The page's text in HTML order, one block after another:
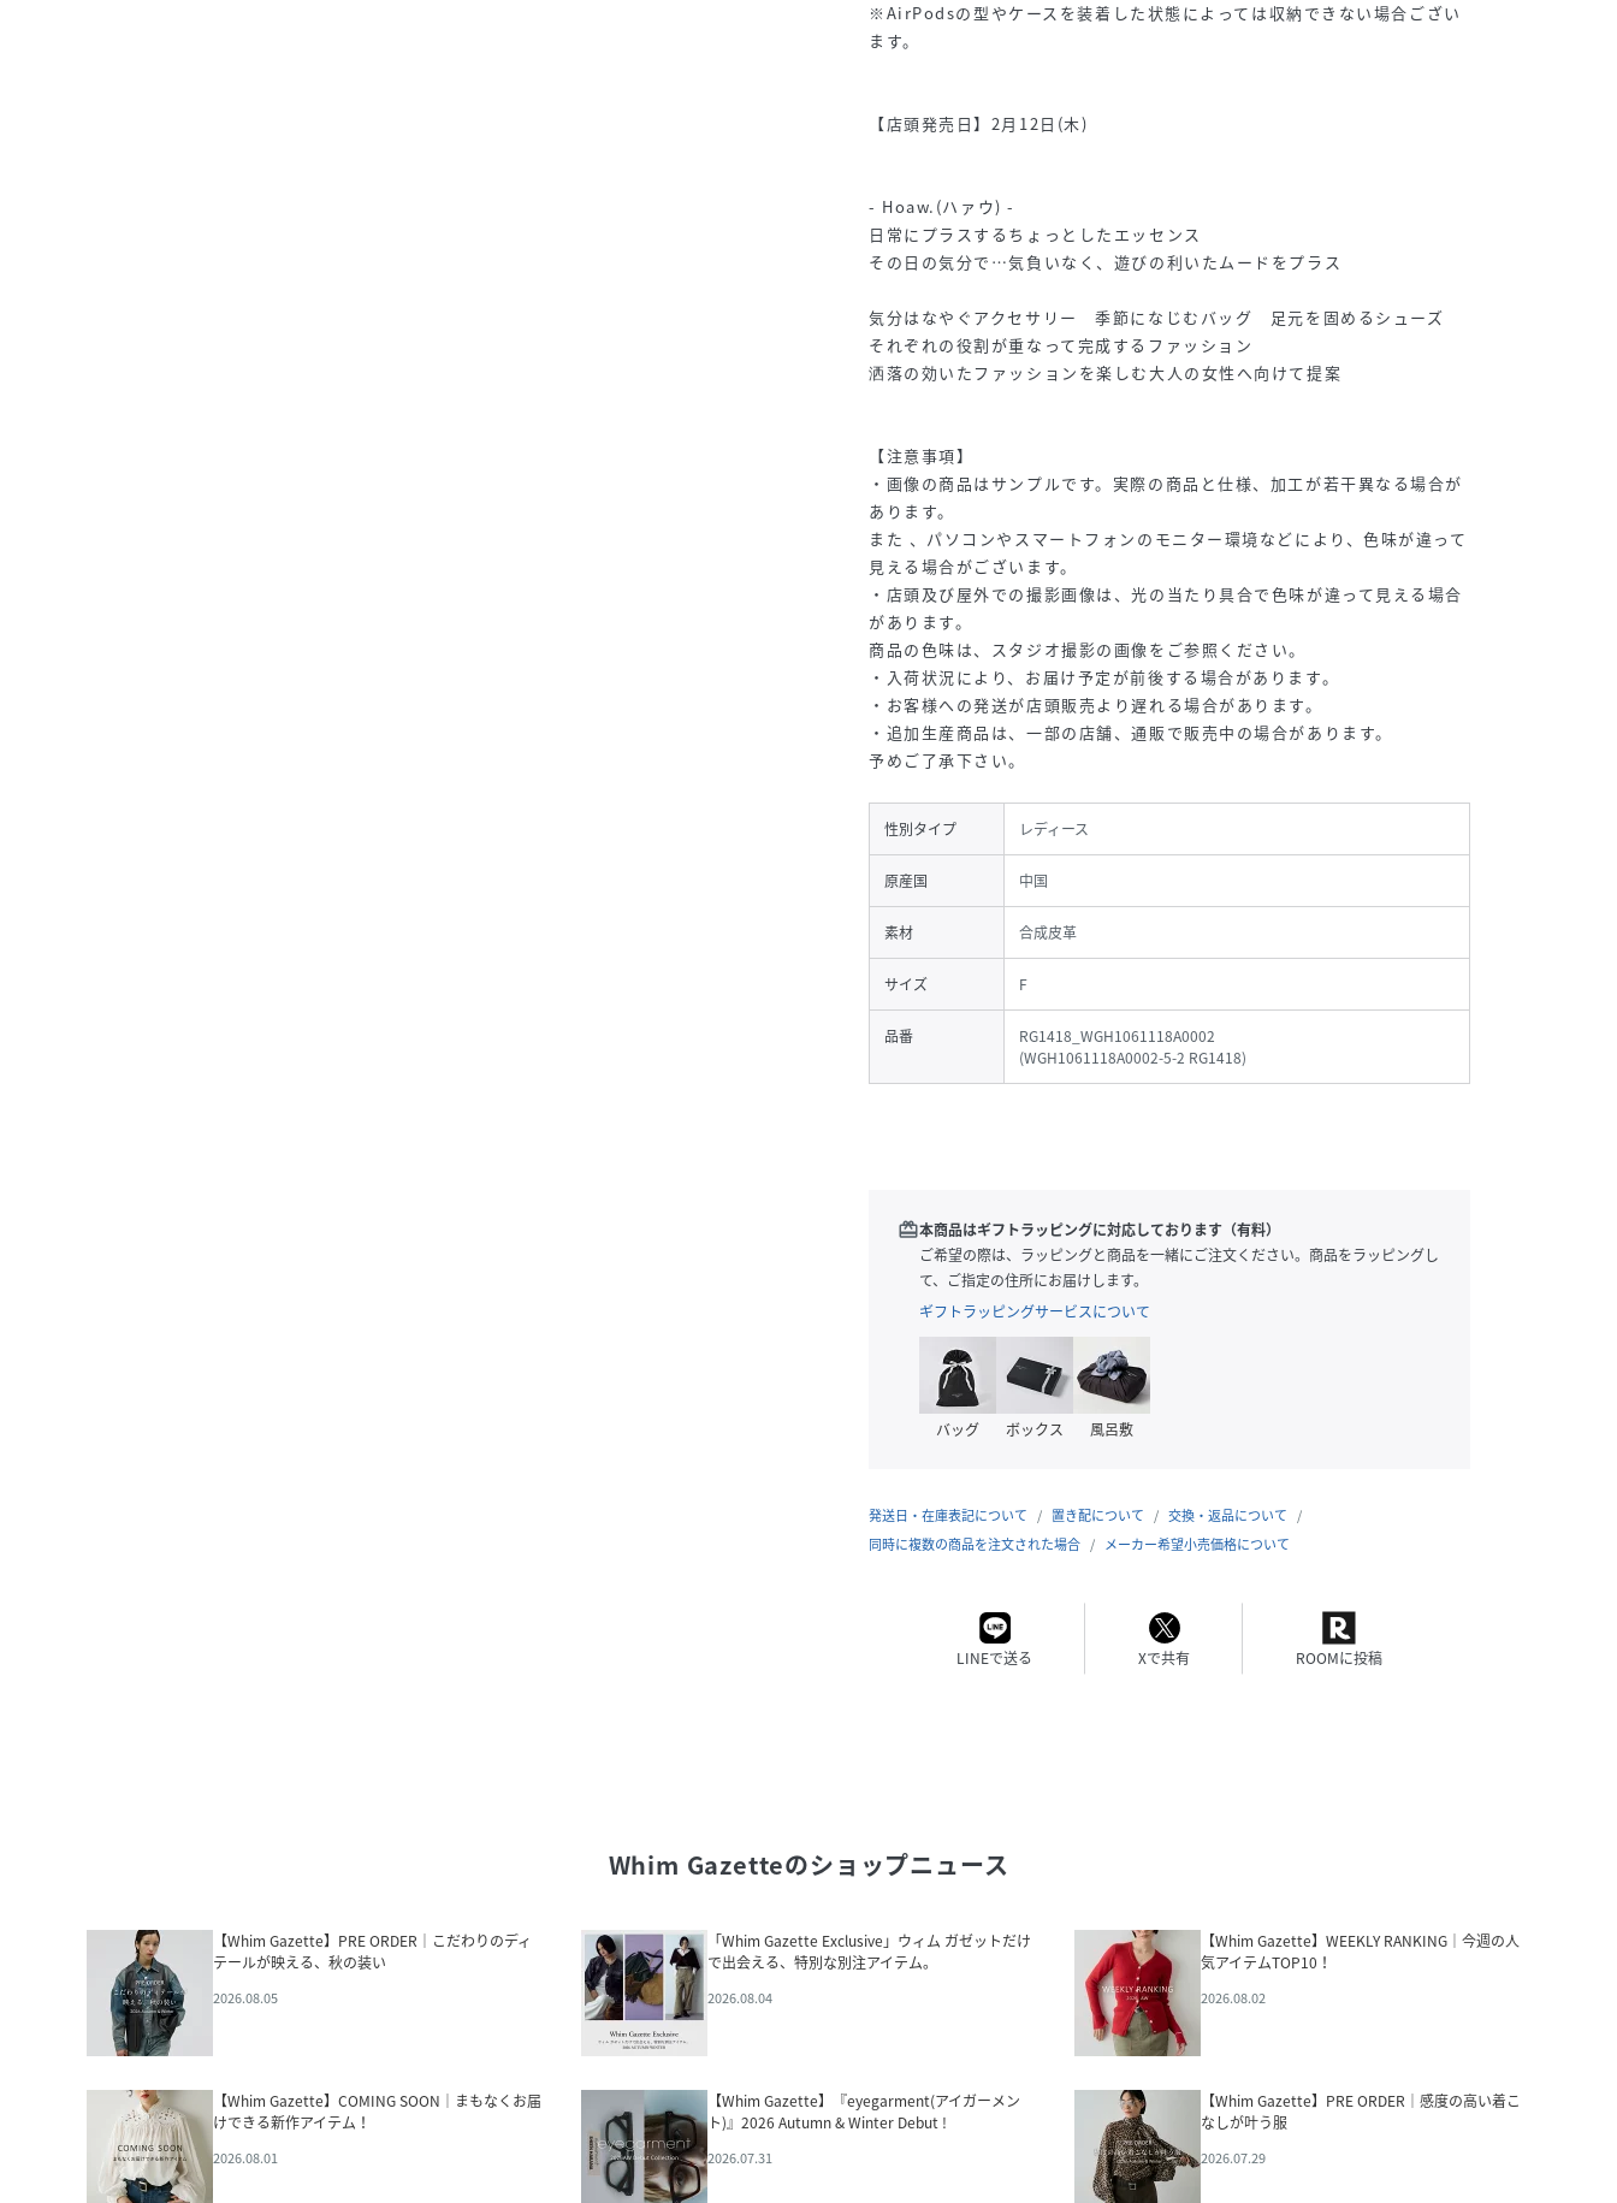
※AirPodsの型やケースを装着した状態によっては収納できない場合ござい
ます。
【店頭発売日】2月12日(木)
- Hoaw.(ハァウ) -
日常にプラスするちょっとしたエッセンス
その日の気分で…気負いなく、遊びの利いたムードをプラス
気分はなやぐアクセサリー 季節になじむバッグ 足元を固めるシューズ
それぞれの役割が重なって完成するファッション
洒落の効いたファッションを楽しむ大人の女性へ向けて提案
【注意事項】
・画像の商品はサンプルです。実際の商品と仕様、加工が若干異なる場合が
あります。
また 、パソコンやスマートフォンのモニター環境などにより、色味が違って
見える場合がございます。
・店頭及び屋外での撮影画像は、光の当たり具合で色味が違って見える場合
があります。
商品の色味は、スタジオ撮影の画像をご参照ください。
・入荷状況により、お届け予定が前後する場合があります。
・お客様への発送が店頭販売より遅れる場合があります。
・追加生産商品は、一部の店舗、通販で販売中の場合があります。
予めご了承下さい。
性別タイプ レディース
原産国 中国
素材 合成皮革
サイズ F
品番
RG1418_WGH1061118A0002
(WGH1061118A0002-5-2 RG1418)
redeem本商品はギフトラッピングに対応しております（有料）
ご希望の際は、ラッピングと商品を一緒にご注文ください。商品をラッピングし
て、ご指定の住所にお届けします。
ギフトラッピングサービスについて
バッグ ボックス 風呂敷
発送日・在庫表記について 置き配について
交換・返品について
同時に複数の商品を注文された場合
メーカー希望小売価格について
LINEで送る Xで共有 ROOMに投稿
Whim Gazetteのショップニュース
【Whim Gazette】PRE ORDER｜こだわりのディ
テールが映える、秋の装い
2026.08.05
「Whim Gazette Exclusive」ウィム ガゼットだけ
で出会える、特別な別注アイテム。
2026.08.04
【Whim Gazette】WEEKLY RANKING｜今週の人
気アイテムTOP10！
2026.08.02
【Whim Gazette】COMING SOON｜まもなくお届
けできる新作アイテム！
2026.08.01
【Whim Gazette】『eyegarment(アイガーメン
ト)』2026 Autumn & Winter Debut !
2026.07.31
【Whim Gazette】PRE ORDER｜感度の高い着こ
なしが叶う服
2026.07.29